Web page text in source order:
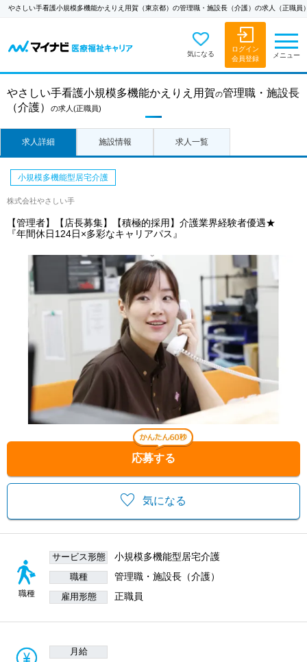
やさしい手看護小規模多機能かえりえ用賀（東京都）の管理職・施設長（介護）の求人（正職員
気になる
ログイン
会員登録
メニュー
やさしい手看護小規模多機能かえりえ用賀の管理職・施設長
（介護）
の求人 (正職員)
求人詳細 施設情報 求人一覧
気になる
応募する
小規模多機能型居宅介護
株式会社やさしい手
【管理者】【店長募集】【積極的採用】介護業界経験者優遇★
『年間休日124日×多彩なキャリアパス』
職種
サービス形態 小規模多機能型居宅介護
職種 管理職・施設長（介護）
雇用形態 正職員
月給